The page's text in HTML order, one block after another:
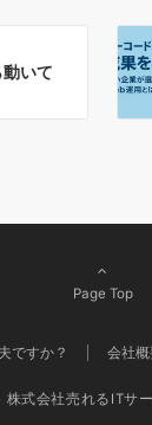
いて
Page Top
ですか？ 会社
株式会社売れるITサ